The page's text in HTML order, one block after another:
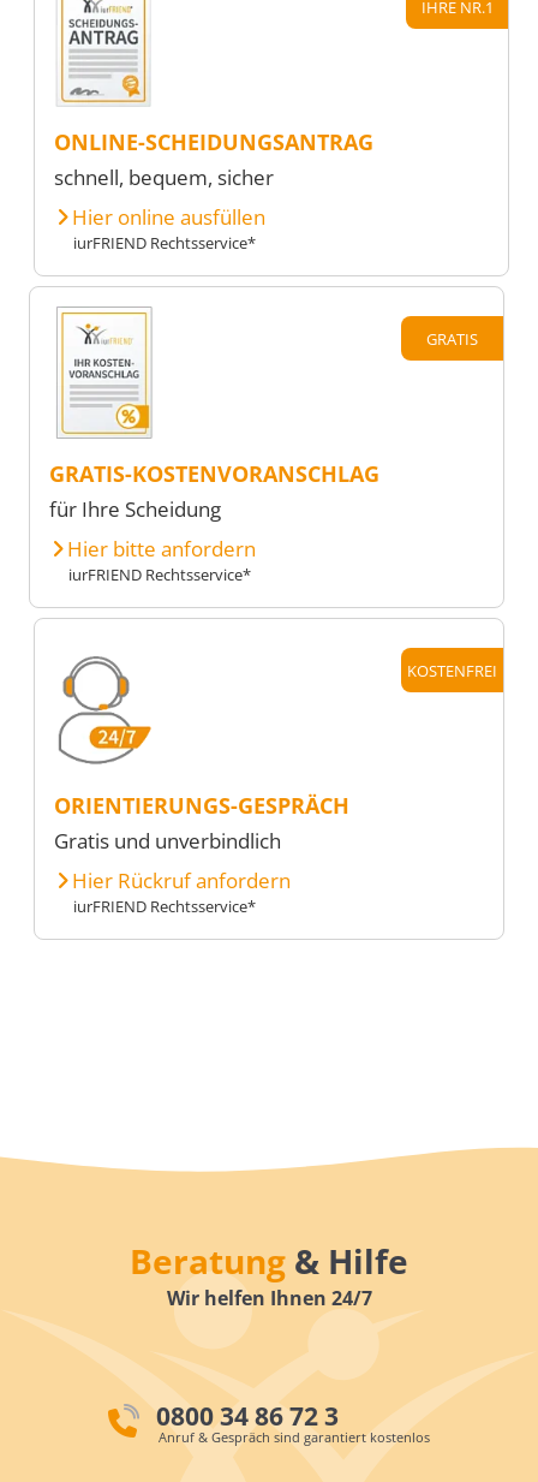
IHRE NR.1
ONLINE-SCHEIDUNGSANTRAG
schnell, bequem, sicher
Hier online ausfüllen
iurFRIEND Rechtsservice*
GRATIS
GRATIS-KOSTENVORANSCHLAG
für Ihre Scheidung
Hier bitte anfordern
iurFRIEND Rechtsservice*
KOSTENFREI
ORIENTIERUNGS-GESPRÄCH
Gratis und unverbindlich
Hier Rückruf anfordern
iurFRIEND Rechtsservice*
Beratung & Hilfe
Wir helfen Ihnen 24/7
0800 34 86 72 3
Anruf & Gespräch sind garantiert kostenlos